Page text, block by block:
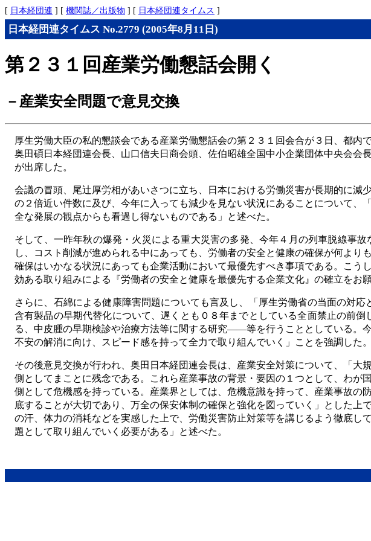
[ 日本経団連 ] [ 機関誌／出版物 ] [ 日本経団連タイムス ]
日本経団連タイムス No.2779 (2005年8月11日)
第２３１回産業労働懇話会開く
－産業安全問題で意見交換
厚生労働大臣の私的懇談会である産業労働懇話会の第２３１回会合が３日、都
奥田碩日本経団連会長、山口信夫日商会頭、佐伯昭雄全国中小企業団体中央会
が出席した。
会議の冒頭、尾辻厚労相があいさつに立ち、日本における労働災害が長期的に
の２倍近い件数に及び、今年に入っても減少を見ない状況にあることについて
全な発展の観点からも看過し得ないものである」と述べた。
そして、一昨年秋の爆発・火災による重大災害の多発、今年４月の列車脱線事
し、コスト削減が進められる中にあっても、労働者の安全と健康の確保が何よ
確保はいかなる状況にあっても企業活動において最優先すべき事項である。こ
効ある取り組みによる『労働者の安全と健康を最優先する企業文化』の確立をお
さらに、石綿による健康障害問題についても言及し、「厚生労働省の当面の対
含有製品の早期代替化について、遅くとも０８年までとしている全面禁止の前
る、中皮腫の早期検診や治療方法等に関する研究――等を行うこととしている。
不安の解消に向け、スピード感を持って全力で取り組んでいく」ことを強調した。
その後意見交換が行われ、奥田日本経団連会長は、産業安全対策について、「
側としてまことに残念である。これら産業事故の背景・要因の１つとして、わ
側として危機感を持っている。産業界としては、危機意識を持って、産業事故
底することが大切であり、万全の保安体制の確保と強化を図っていく」とした
の汗、体力の消耗などを実感した上で、労働災害防止対策等を講じるよう徹底
題として取り組んでいく必要がある」と述べた。